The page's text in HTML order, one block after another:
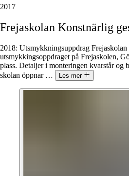
2017
Frejaskolan Konstnärlig
2018: Utsmykkningsuppdrag
utsmykkingsoppdraget på Frejaskolen,
plass. Detaljer i monteringen kvarstår og
skolan öppnar … Les mer